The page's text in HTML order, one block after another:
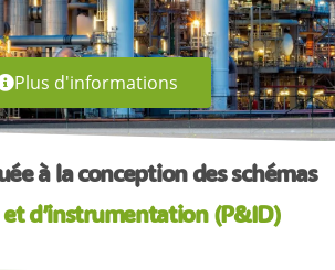
Plus d'informations
à la conception des schémas
et d’instrumentation (P&ID)